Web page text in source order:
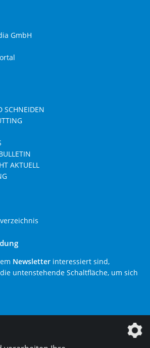
GmbH
SCHNEIDEN
AKTUELL
Newsletter interessiert sind,
untenstehende Schaltfläche, um sich
GmbH ist ein Unternehmen der